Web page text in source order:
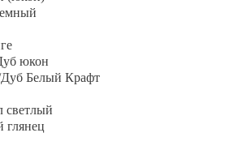
юкон
Белый Крафт
светлый
глянец